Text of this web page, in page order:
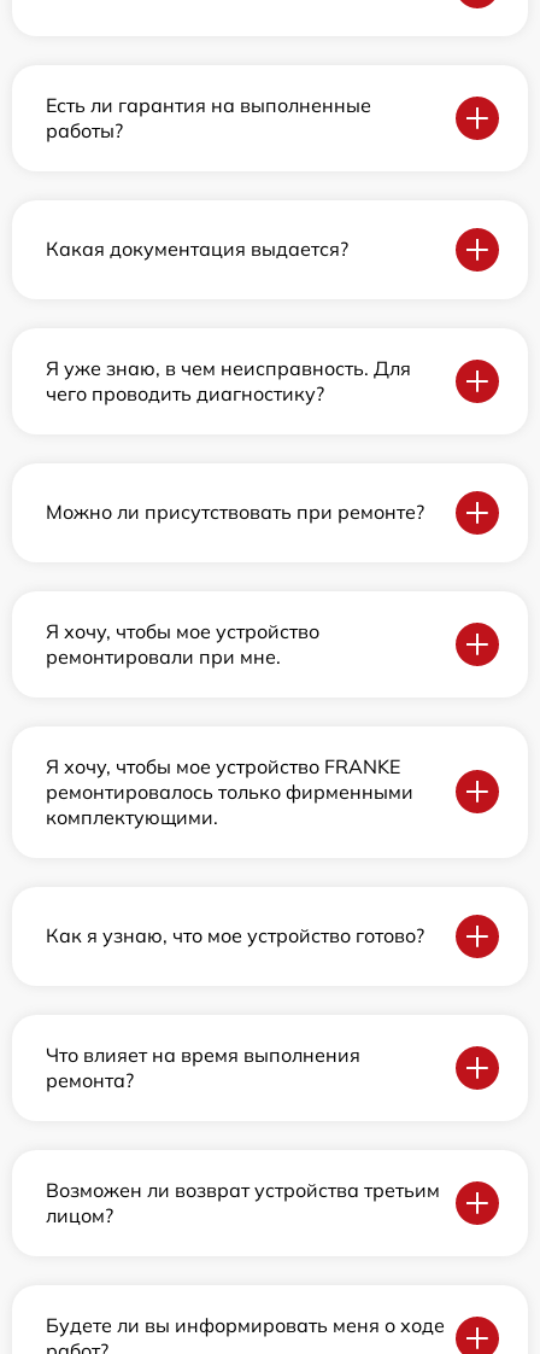
Есть ли гарантия на выполненные
работы?
Какая документация выдается?
Я уже знаю, в чем неисправность. Для
чего проводить диагностику?
Можно ли присутствовать при ремонте?
Я хочу, чтобы мое устройство
ремонтировали при мне.
Я хочу, чтобы мое устройство FRANKE
ремонтировалось только фирменными
комплектующими.
Как я узнаю, что мое устройство готово?
Что влияет на время выполнения
ремонта?
Возможен ли возврат устройства третьим
лицом?
Будете ли вы информировать меня о ходе